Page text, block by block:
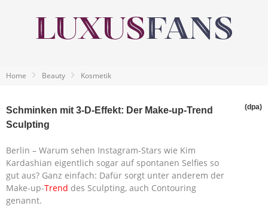
Home Beauty Kosmetik
Schminken mit 3-D-Effekt: Der Make-up-Trend
Sculpting
(dpa)
Berlin – Warum sehen Instagram-Stars wie Kim
Kardashian eigentlich sogar auf spontanen Selfies so
gut aus? Ganz einfach: Dafür sorgt unter anderem der
Make-up-Trend des Sculpting, auch Contouring
genannt.